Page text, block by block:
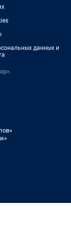
данных и